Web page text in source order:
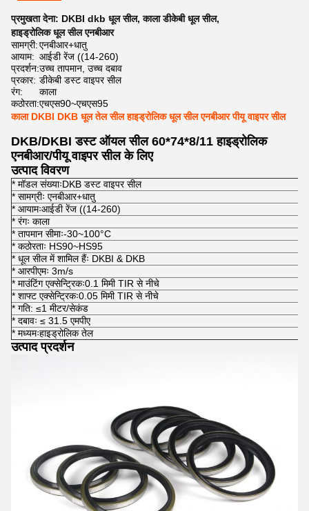
प्रमुखता देना: DKBI dkb धूल सील,काला डीकेबी धूल सील,
हाइड्रोलिक धूल सील एनबीआर
सामग्री:एनबीआर+धातु
आयाम: आईडी रेंज ((14-260)
प्रदर्शन:उच्च तापमान, उच्च दबाव
प्रकार: डीकेबी डस्ट वाइपर सील
रंग:
काला
कठोरता:एचएस90~एचएस95
काला DKBI DKB धूल तेल सील हाइड्रोलिक धूल सील एनबीआर पीयू वाइपर सील
DKB/DKBI डस्ट ऑयल सील 60*74*8/11 हाइड्रोलिक
एनबीआर/पीयू वाइपर सील के लिए
उत्पाद विवरण
* मॉडल संख्याःDKB डस्ट वाइपर सील
* सामग्रीः एनबीआर+धातु
* आयामःआईडी रेंज ((14-260)
* रंगः काला
* तापमान सीमाः-30~100°C
* कठोरताः HS90~HS95
* धूल सील में शामिल हैंः DKBI & DKB
* आरपीएमः 3m/s
* माउंटिंग एक्सेन्ट्रिकः0.1 मिमी TIR से नीचे
* शाफ्ट एक्सेन्ट्रिकः0.05 मिमी TIR से नीचे
* गति: ≤1 मीटर/सेकंड
* दबावः ≤ 31.5 एमपीए
* मध्यमःहाइड्रोलिक तेल
उत्पाद प्रदर्शन